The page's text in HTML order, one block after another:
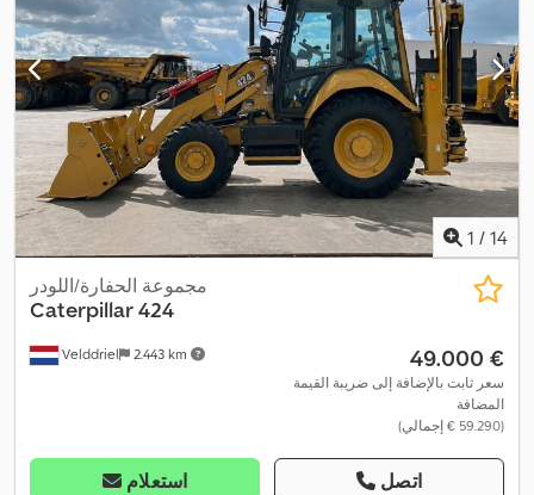
1 / 14
Velddriel 2.443 km
مجموعة الحفارة/اللودر
Caterpillar424
‏49.000 €
سعر ثابت بالإضافة إلى ضريبة القيمة
المضافة
(‏59.290 € إجمالي)
استعلام اتصل